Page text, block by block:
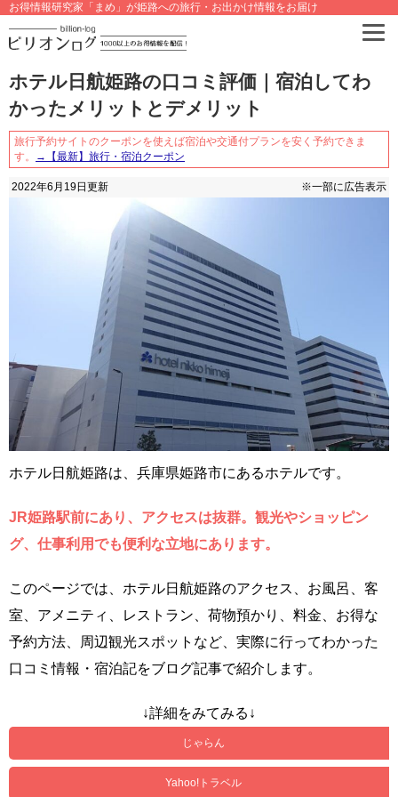
お得情報研究家「まめ」が姫路への旅行・お出かけ情報をお届け
ホテル日航姫路の口コミ評価｜宿泊してわ
かったメリットとデメリット
旅行予約サイトのクーポンを使えば宿泊や交通付プランを安く予約できま
す。
→【最新】旅行・宿泊クーポン
2022年6月19日 更新 ※一部に広告表示
ホテル日航姫路は、兵庫県姫路市にあるホテルです。
JR姫路駅前にあり、アクセスは抜群。観光やショッピン
グ、仕事利用でも便利な立地にあります。
このページでは、ホテル日航姫路のアクセス、お風呂、客
室、アメニティ、レストラン、荷物預かり、料金、お得な
予約方法、周辺観光スポットなど、実際に行ってわかった
口コミ情報・宿泊記をブログ記事で紹介します。
↓詳細をみてみる↓
じゃらん
Yahoo!トラベル